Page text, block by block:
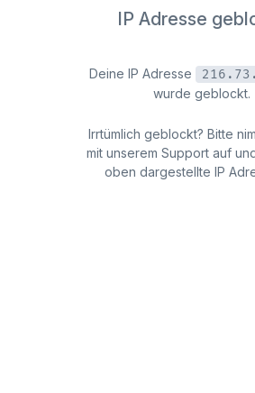
IP Adresse
Deine IP Adresse
wurde geblockt.
Irrtümlich geblockt? Bitte
mit unserem Support auf
oben dargestellte IP